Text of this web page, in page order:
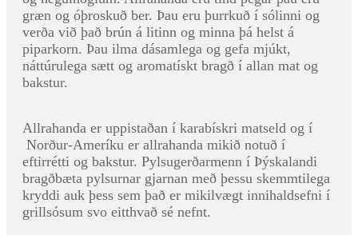
græn og óþroskuð ber. Þau eru þurrkuð í sólinni og
verða við það brún á litinn og minna þá helst á
piparkorn. Þau ilma dásamlega og gefa mjúkt,
náttúrulega sætt og aromatískt bragð í allan mat og
bakstur.
Allrahanda er uppistaðan í karabískri matseld og í
Norður-Ameríku er allrahanda mikið notuð í
eftirrétti og bakstur. Pylsugerðarmenn í Þýskalandi
bragðbæta pylsurnar gjarnan með þessu skemmtilega
kryddi auk þess sem það er mikilvægt innihaldsefni í
grillsósum svo eitthvað sé nefnt.